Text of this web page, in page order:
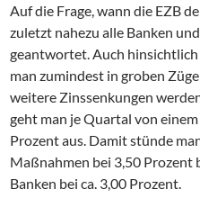
Auf die Frage, wann die EZB
zuletzt nahezu alle Banken
geantwortet. Auch
man zumindest in groben
weitere Zinssenkungen
geht man je Quartal von
Prozent aus. Damit stünde
Maßnahmen bei 3,50 Prozent
Banken bei ca. 3,00 Prozent.